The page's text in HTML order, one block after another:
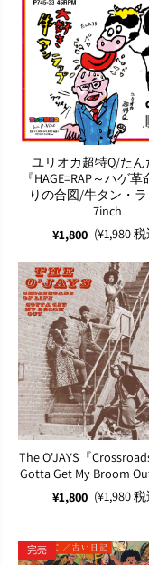
ユリオカ超特Q/たん
『HAGE=RAP～ハゲ
りの合図/牛タン・ラ
7inch
¥1,800 (¥1,980
The O'JAYS『
Gotta Get My Broom
¥1,800 (¥1,980
完売